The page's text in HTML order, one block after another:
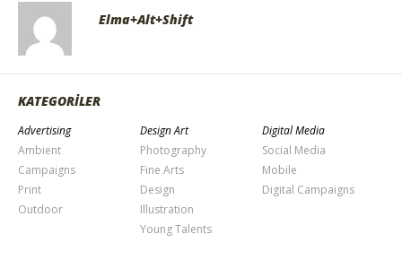
Elma+Alt+Shift
KATEGORİLER
Advertising
Ambient
Campaigns
Print
Outdoor
Design Art
Photography
Fine Arts
Design
Illustration
Young Talents
Digital Media
Social Media
Mobile
Digital Campaigns